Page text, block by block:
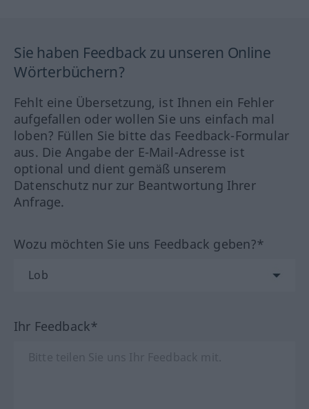
Sie haben Feedback zu unseren Online
Wörterbüchern?
Fehlt eine Übersetzung, ist Ihnen ein Fehler
aufgefallen oder wollen Sie uns einfach mal
loben? Füllen Sie bitte das Feedback-Formular
aus. Die Angabe der E-Mail-Adresse ist
optional und dient gemäß unserem
Datenschutz nur zur Beantwortung Ihrer
Anfrage.
Wozu möchten Sie uns Feedback geben?*
Ihr Feedback*